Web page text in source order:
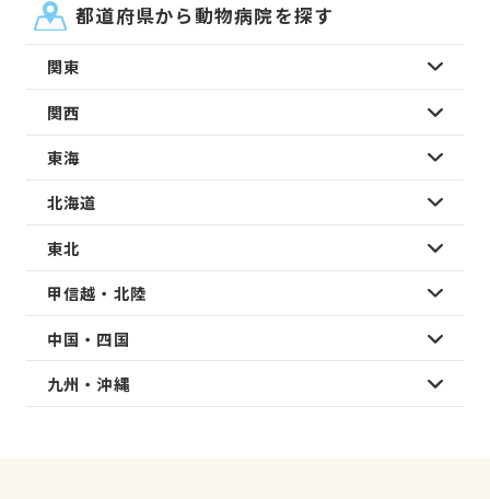
都道府県から動物病院を探す
関東
関西
東海
北海道
東北
甲信越・北陸
中国・四国
九州・沖縄